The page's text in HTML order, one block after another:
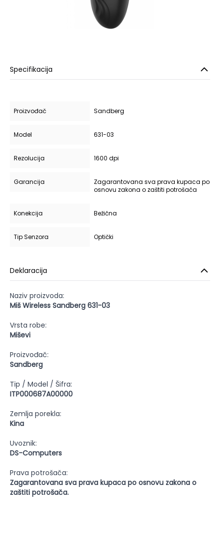
Specifikacija
Proizvođač Sandberg
Model 631-03
Rezolucija 1600 dpi
Garancija
Zagarantovana sva prava kupaca po
osnovu zakona o zaštiti potrošača
Konekcija Bežična
Tip Senzora Optički
Deklaracija
Naziv proizvoda:
Miš Wireless Sandberg 631-03
Vrsta robe:
Miševi
Proizvođač:
Sandberg
Tip / Model / Šifra:
ITP000687A00000
Zemlja porekla:
Kina
Uvoznik:
DS-Computers
Prava potrošača:
Zagarantovana sva prava kupaca po osnovu zakona o
zaštiti potrošača.